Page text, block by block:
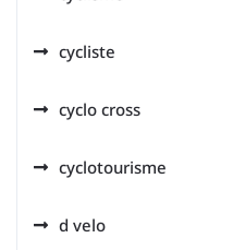
cycliste
cyclo cross
cyclotourisme
d velo